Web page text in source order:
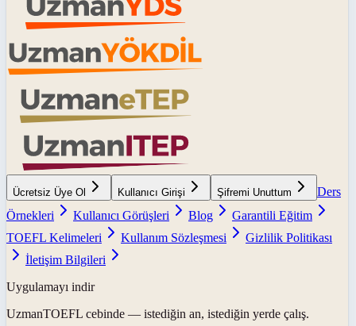
Ücretsiz Üye Ol Kullanıcı Girişi Şifremi Unuttum
Ders
Örnekleri
Kullanıcı Görüşleri Blog
Garantili Eğitim
TOEFL Kelimeleri
Kullanım Sözleşmesi
Gizlilik Politikası
İletişim Bilgileri
Uygulamayı indir
UzmanTOEFL cebinde — istediğin an, istediğin yerde çalış.